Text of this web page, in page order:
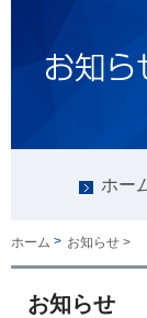
ホー
ホーム > お知らせ >
お知らせ